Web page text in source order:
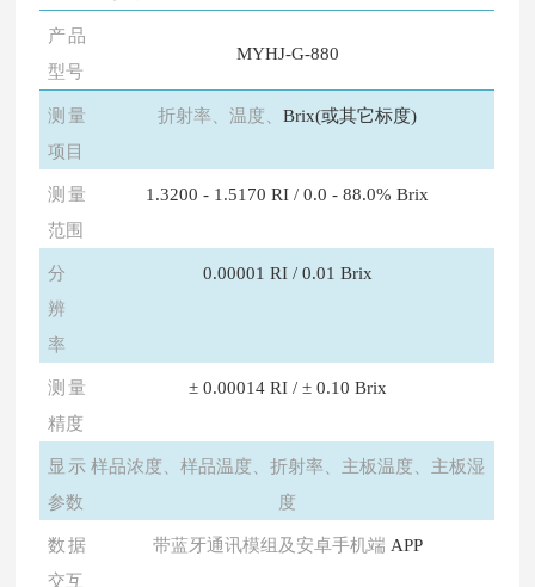
产品
型号
MYHJ-G-880
测量
项目
折射率、温度、Brix(或其它标度)
测量
范围
1.3200 - 1.5170 RI / 0.0 - 88.0% Brix
分
辨
率
0.00001 RI / 0.01 Brix
测量
精度
± 0.00014 RI / ± 0.10 Brix
显示
参数
样品浓度、样品温度、折射率、主板温度、主板湿
度
数据
交互
带蓝牙通讯模组及安卓手机端 APP